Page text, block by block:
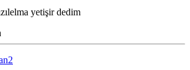
yetişir dedim